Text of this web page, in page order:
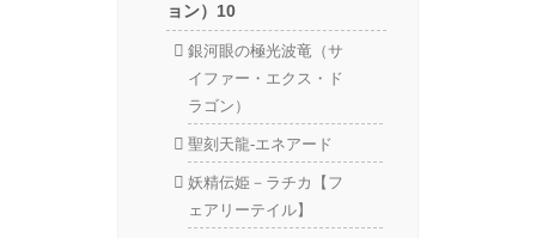
ョン）10
銀河眼の極光波竜（サ
イファー・エクス・ド
ラゴン）
聖刻天龍-エネアード
妖精伝姫－ラチカ【フ
ェアリーテイル】